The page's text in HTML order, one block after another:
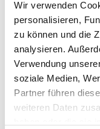
Wir verwenden
personalisieren,
zu können und die
analysieren.
Verwendung
soziale Medien,
Partner führen
weiteren Daten
0,75l"
19/20
fruchtbetont